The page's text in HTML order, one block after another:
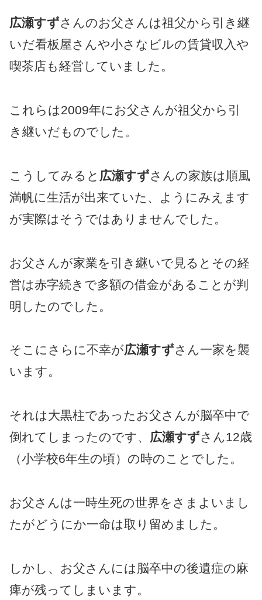
広瀬すずさんのお父さんは祖父から引き継
いだ看板屋さんや小さなビルの賃貸収入や
喫茶店も経営していました。
これらは2009年にお父さんが祖父から引
き継いだものでした。
こうしてみると 広瀬すずさんの家族は順風
満帆に生活が出来ていた、ようにみえます
が実際はそうではありませんでした。
お父さんが家業を引き継いで見るとその経
営は赤字続きで多額の借金があることが判
明したのでした。
そこにさらに不幸が広瀬すずさん一家を襲
います。
それは大黒柱であったお父さんが脳卒中で
倒れてしまったのです、 広瀬すずさん12歳
（小学校6年生の頃）の時のことでした。
お父さんは一時生死の世界をさまよいまし
たがどうにか一命は取り留めました。
しかし、お父さんには脳卒中の後遺症の麻
痺が残ってしまいます。